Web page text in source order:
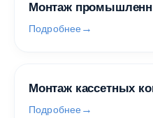
Монтаж
Подробнее
Монтаж кассетных
Подробнее